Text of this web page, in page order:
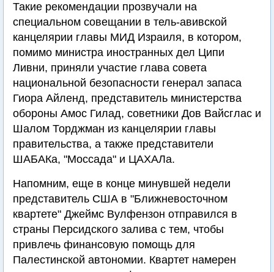
Такие рекомендации прозвучали на
специальном совещании в тель-авивской
канцелярии главы МИД Израиля, в котором,
помимо министра иностранных дел Ципи
Ливни, приняли участие глава совета
национальной безопасности генерал запаса
Гиора Айленд, представитель министерства
обороны Амос Гилад, советники Дов Вайсглас и
Шалом Торджман из канцелярии главы
правительства, а также представители
ШАБАКа, "Моссада" и ЦАХАЛа.
Напомним, еще в конце минувшей недели
представитель США в "Ближневосточном
квартете" Джеймс Вулфензон отправился в
страны Персидского залива с тем, чтобы
привлечь финансовую помощь для
Палестинской автономии. Квартет намерен